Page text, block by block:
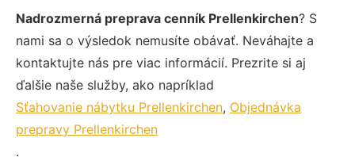
Nadrozmerná preprava cenník Prellenkirchen? S
nami sa o výsledok nemusíte obávať. Neváhajte a
kontaktujte nás pre viac informácií. Prezrite si aj
ďalšie naše služby, ako napríklad
Sťahovanie nábytku Prellenkirchen, Objednávka
prepravy Prellenkirchen
.